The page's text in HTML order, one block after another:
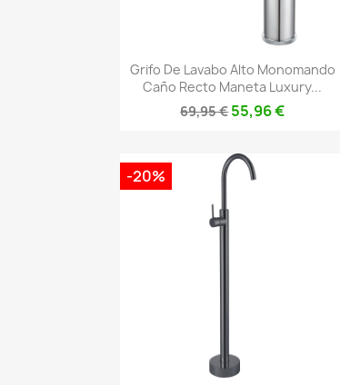
Vista rápida
Grifo De Lavabo Alto Monomando
Caño Recto Maneta Luxury...
69,95 €55,96 €
-20%